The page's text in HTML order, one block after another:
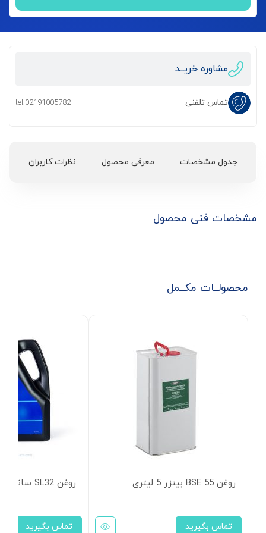
مشاوره خریــد
تماس تلفنی tel:02191005782
جدول مشخصات معرفی محصول نظرات کاربران
مشخصات فنی محصول
محصولــات مکــمل
روغن BSE 55 بیتزر 5 لیتری
تماس بگیرید
روغن SL32 سانیسو 4 لیتری
تماس بگیرید